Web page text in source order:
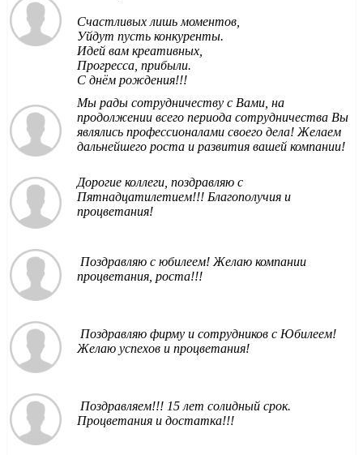
Счастливых лишь моментов,
Уйдут пусть конкуренты.
Идей вам креативных,
Прогресса, прибыли.
С днём рождения!!!
Мы рады сотрудничеству с Вами, на
продолжении всего периода сотрудничества Вы
являлись профессионалами своего дела! Желаем
дальнейшего роста и развития вашей компании!
Дорогие коллеги, поздравляю с
Пятнадцатилетием!!! Благополучия и
процветания!
Поздравляю с юбилеем! Желаю компании
процветания, роста!!!
Поздравляю фирму и сотрудников с Юбилеем!
Желаю успехов и процветания!
Поздравляем!!! 15 лет солидный срок.
Процветания и достатка!!!